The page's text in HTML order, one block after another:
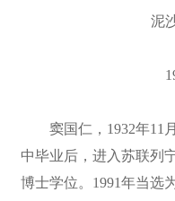
泥
窦国仁，1932年11
中毕业后，进入苏联列
博士学位。1991年当选